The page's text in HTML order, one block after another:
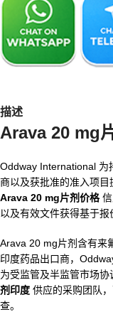
描述
Arava 20 mg
Oddway International 为
商以及获批准的准入项
Arava 20 mg片剂价格信
以及有效文件获得基于报
Arava 20 mg片剂含有来
印度药品出口商，
为受监管及半监管市场
剂印度 供应的采购团队
查。